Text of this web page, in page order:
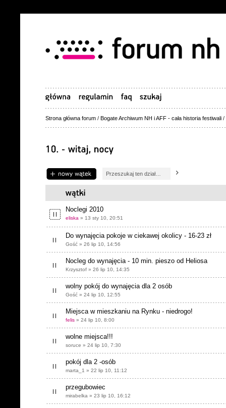
Strona główna forum / Bogate Archiwum NH i AFF - cała historia festiwali /
Napisz wątek
Noclegi 2010
eliska » 13 sty 10, 20:51
Do wynajęcia pokoje w ciekawej okolicy - 16-23 zł
Gość » 26 lip 10, 14:56
Nocleg do wynajęcia - 10 min. pieszo od Heliosa
Krzysztof » 26 lip 10, 14:35
wolny pokój do wynajęcia dla 2 osób
Gość » 24 lip 10, 12:55
Miejsca w mieszkaniu na Rynku - niedrogo!
felis » 24 lip 10, 8:00
wolne miejsca!!!
soruce » 24 lip 10, 7:30
pokój dla 2 -osób
marta_1 » 22 lip 10, 11:12
przegubowiec
mirabelka » 23 lip 10, 16:12